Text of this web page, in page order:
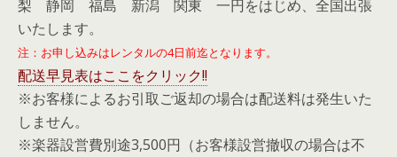
梨 静岡 福島 新潟 関東 一円をはじめ、全国出張
いたします。
注：お申し込みはレンタルの4日前迄となります。
配送早見表はここをクリック!!
※お客様によるお引取ご返却の場合は配送料は発生いた
しません。
※楽器設営費別途3,500円（お客様設営撤収の場合は不